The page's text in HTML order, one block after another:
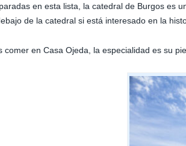
en esta lista, la catedral de Burgos es
de la catedral si está interesado en la
comer en Casa Ojeda, la especialidad es su